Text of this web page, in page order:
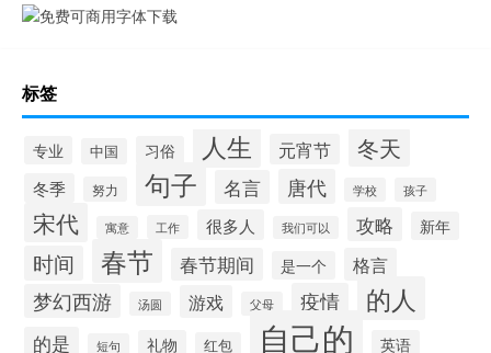
标签
专业 中国 习俗 人生 元宵节 冬天
冬季 努力 句子 名言 唐代 学校 孩子
宋代 寓意 工作 很多人 我们可以 攻略 新年
时间 春节 春节期间 是一个 格言
梦幻西游 汤圆 游戏 父母 疫情 的人
的是 短句 礼物 红包 自己的 英语